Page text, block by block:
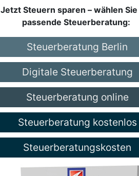
Jetzt Steuern sparen – wählen Sie
passende Steuerberatung:
Steuerberatung Berlin
Digitale Steuerberatung
Steuerberatung online
Steuerberatung kostenlos
Steuerberatungskosten